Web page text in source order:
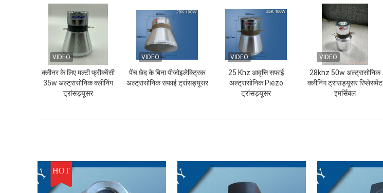
VIDEO
क्लीनर के लिए मल्टी फ्रीक्वेंसी
35w अल्ट्रासोनिक क्लीनिंग
ट्रांसड्यूसर
VIDEO
पेंच छेद के बिना पीजोइलेक्ट्रिक
अल्ट्रासोनिक सफाई ट्रांसड्यूसर
VIDEO
25 Khz आवृत्ति सफाई
अल्ट्रासोनिक Piezo
ट्रांसड्यूसर
VIDEO
28khz 50w अल्ट्रासोनिक
क्लीनिंग ट्रांसड्यूसर रिप्लेसमेंट
इमर्सिबल
HOT